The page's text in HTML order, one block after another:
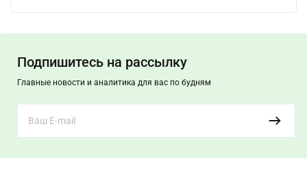
Подпишитесь на рассылку
Главные новости и аналитика для вас по будням